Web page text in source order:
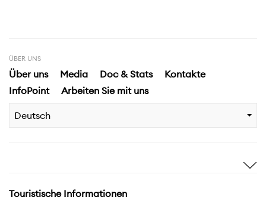
ÜBER UNS
Über uns Media Doc & Stats
Kontakte
InfoPoint
Arbeiten Sie mit uns
Deutsch
Geschichten
Touristische Informationen